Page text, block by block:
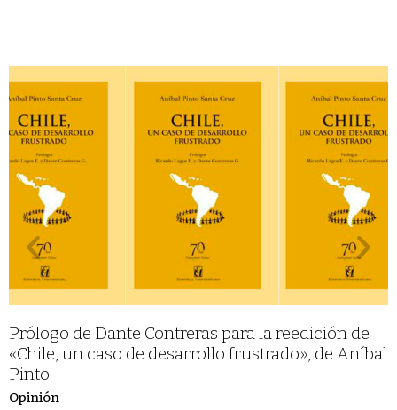
Prólogo de Dante Contreras para la reedición de
«Chile, un caso de desarrollo frustrado», de Aníbal
Pinto
Opinión